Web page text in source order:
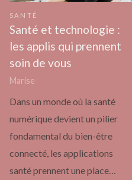
SANTÉ
Santé et technologie :
les applis qui prennent
soin de vous
Marise
Dans un monde où la santé
numérique devient un pilier
fondamental du bien-être
connecté, les applications
santé prennent une place…